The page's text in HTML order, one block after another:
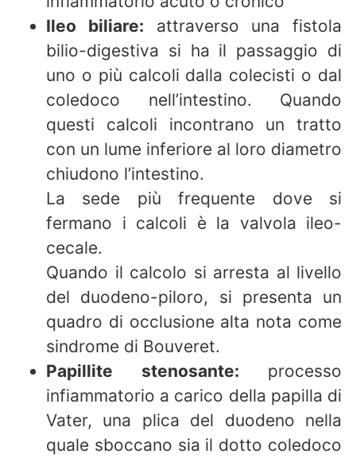
Ileo biliare: attraverso una fistola
bilio-digestiva si ha il passaggio di
uno o più calcoli dalla colecisti o dal
coledoco nell’intestino. Quando
questi calcoli incontrano un tratto
con un lume inferiore al loro diametro
chiudono l’intestino.
La sede più frequente dove si
fermano i calcoli è la valvola ileo-
cecale.
Quando il calcolo si arresta al livello
del duodeno-piloro, si presenta un
quadro di occlusione alta nota come
sindrome di Bouveret.
Papillite stenosante: processo
infiammatorio a carico della papilla di
Vater, una plica del duodeno nella
quale sboccano sia il dotto coledoco